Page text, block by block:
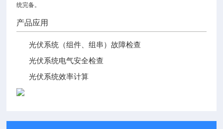
统完备。
产品应用
光伏系统（组件、组串）故障检查
光伏系统电气安全检查
光伏系统效率计算